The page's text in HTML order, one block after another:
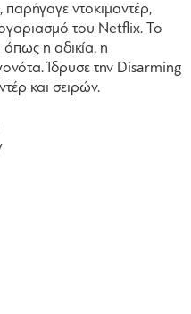
ντοκιμαντέρ,
του Netflix. Το
όπως η αδικία, η
Ίδρυσε την Disarming
και σειρών.